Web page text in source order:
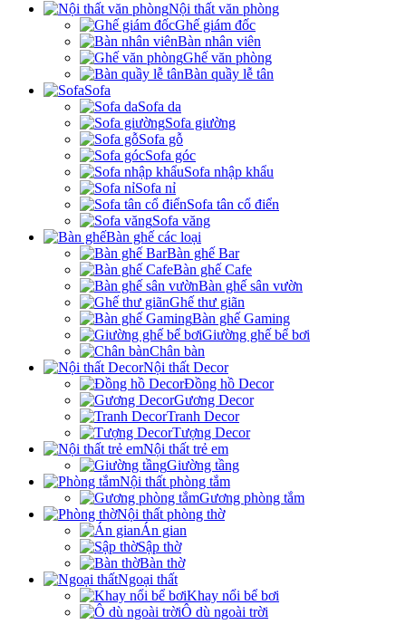
Nội thất văn phòng
Ghế giám đốc
Bàn nhân viên
Ghế văn phòng
Bàn quầy lễ tân
Sofa
Sofa da
Sofa giường
Sofa gỗ
Sofa góc
Sofa nhập khẩu
Sofa nỉ
Sofa tân cổ điển
Sofa văng
Bàn ghế các loại
Bàn ghế Bar
Bàn ghế Cafe
Bàn ghế sân vườn
Ghế thư giãn
Bàn ghế Gaming
Giường ghế bể bơi
Chân bàn
Nội thất Decor
Đồng hồ Decor
Gương Decor
Tranh Decor
Tượng Decor
Nội thất trẻ em
Giường tầng
Nội thất phòng tắm
Gương phòng tắm
Nội thất phòng thờ
Án gian
Sập thờ
Bàn thờ
Ngoại thất
Khay nổi bể bơi
Ô dù ngoài trời